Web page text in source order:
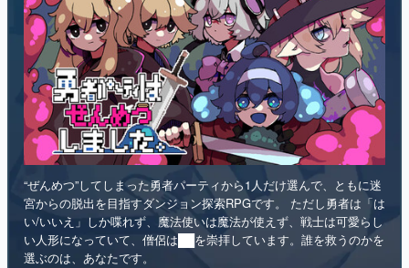
“ぜんめつ”してしまった勇者パーティから1人だけ選んで、ともに迷
宮からの脱出を目指すダンジョン探索RPGです。 ただし勇者は「は
い/いいえ」しか喋れず、魔法使いは魔法が使えず、戦士は可愛らし
い人形になっていて、僧侶は██を崇拝しています。誰を救うのかを
選ぶのは、あなたです。
インディー RPG
リリース日：2026年第4四半期